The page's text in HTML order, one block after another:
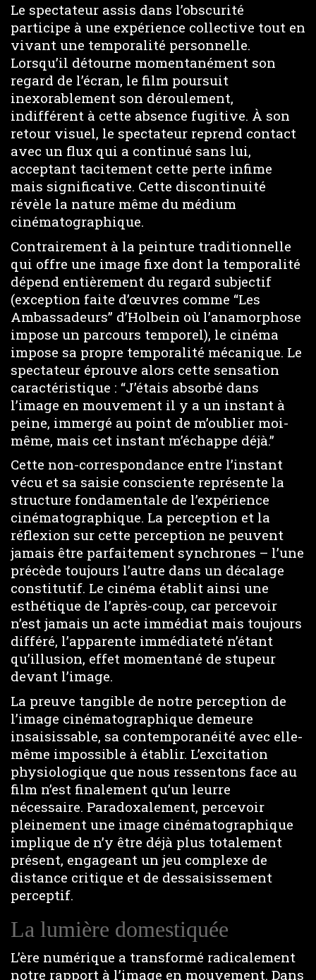
Le spectateur assis dans l’obscurité
participe à une expérience collective tout en
vivant une temporalité personnelle.
Lorsqu’il détourne momentanément son
regard de l’écran, le film poursuit
inexorablement son déroulement,
indifférent à cette absence fugitive. À son
retour visuel, le spectateur reprend contact
avec un flux qui a continué sans lui,
acceptant tacitement cette perte infime
mais significative. Cette discontinuité
révèle la nature même du médium
cinématographique.
Contrairement à la peinture traditionnelle
qui offre une image fixe dont la temporalité
dépend entièrement du regard subjectif
(exception faite d’œuvres comme “Les
Ambassadeurs” d’Holbein où l’anamorphose
impose un parcours temporel), le cinéma
impose sa propre temporalité mécanique. Le
spectateur éprouve alors cette sensation
caractéristique : “J’étais absorbé dans
l’image en mouvement il y a un instant à
peine, immergé au point de m’oublier moi-
même, mais cet instant m’échappe déjà.”
Cette non-correspondance entre l’instant
vécu et sa saisie consciente représente la
structure fondamentale de l’expérience
cinématographique. La perception et la
réflexion sur cette perception ne peuvent
jamais être parfaitement synchrones – l’une
précède toujours l’autre dans un décalage
constitutif. Le cinéma établit ainsi une
esthétique de l’après-coup, car percevoir
n’est jamais un acte immédiat mais toujours
différé, l’apparente immédiateté n’étant
qu’illusion, effet momentané de stupeur
devant l’image.
La preuve tangible de notre perception de
l’image cinématographique demeure
insaisissable, sa contemporanéité avec elle-
même impossible à établir. L’excitation
physiologique que nous ressentons face au
film n’est finalement qu’un leurre
nécessaire. Paradoxalement, percevoir
pleinement une image cinématographique
implique de n’y être déjà plus totalement
présent, engageant un jeu complexe de
distance critique et de dessaisissement
perceptif.
La lumière domestiquée
L’ère numérique a transformé radicalement
notre rapport à l’image en mouvement. Dans